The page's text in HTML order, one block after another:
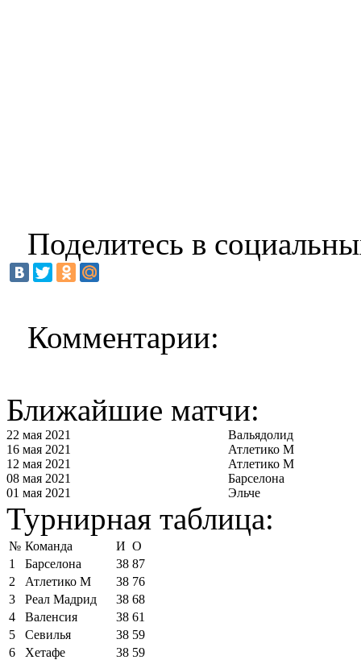
Поделитесь в
Комментарии:
Ближайшие матчи:
22 мая 2021
Вальядолид
16 мая 2021
Атлетико М
12 мая 2021
Атлетико М
08 мая 2021
Барселона
01 мая 2021
Эльче
Турнирная таблица:
№ Команда И О
1
Барселона 38 87
2
Атлетико М 38 76
3
Реал Мадрид 38 68
4
Валенсия 38 61
5
Севилья 38 59
6
Хетафе 38 59